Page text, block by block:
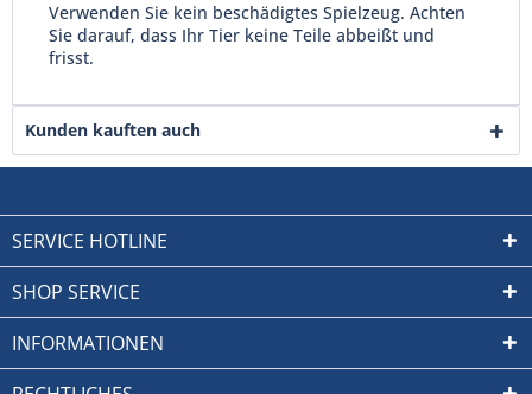
Verwenden Sie kein beschädigtes Spielzeug. Achten
Sie darauf, dass Ihr Tier keine Teile abbeißt und
frisst.
Kunden kauften auch
SERVICE HOTLINE
SHOP SERVICE
INFORMATIONEN